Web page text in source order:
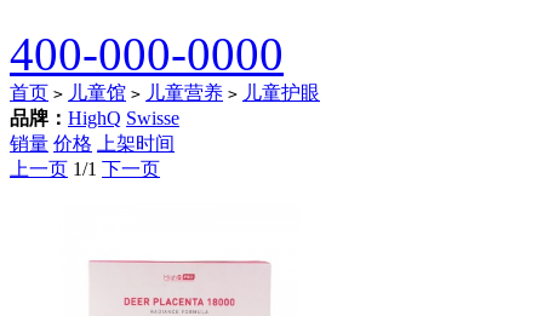
400-000-0000
首页 > 儿童馆 > 儿童营养 > 儿童护眼
品牌： HighQ Swisse
销量 价格
上架时间
上一页 1/1 下一页